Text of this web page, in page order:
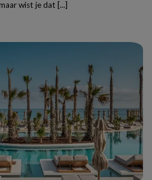
wist je dat [...]